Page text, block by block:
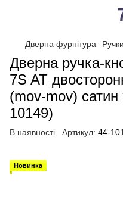
Дверна фурнітура
Дверна ручка-
7S AT
(mov-mov)
10149)
В наявності Артикул: 44-
Новинка